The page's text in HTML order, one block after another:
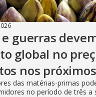
e guerras
global no
nos
das matérias-primas
no período de três a